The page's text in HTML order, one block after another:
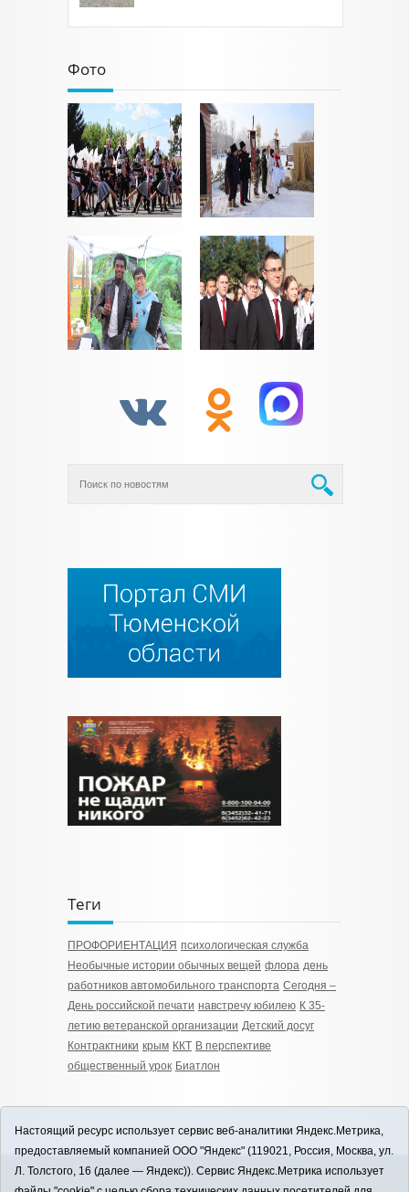
Фото
Теги
ПРОФОРИЕНТАЦИЯ психологическая служба
Необычные истории обычных вещей флора день
работников автомобильного транспорта Сегодня –
День российской печати навстречу юбилею К 35-
летию ветеранской организации Детский досуг
Контрактники крым ККТ В перспективе
общественный урок Биатлон
12+
Настоящий ресурс использует сервис веб-аналитики Яндекс.Метрика,
предоставляемый компанией ООО "Яндекс" (119021, Россия, Москва, ул.
Л. Толстого, 16 (далее — Яндекс)). Сервис Яндекс.Метрика использует